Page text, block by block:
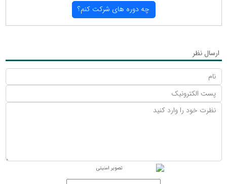
چه دوره های شركت كنم؟
ارسال نظر